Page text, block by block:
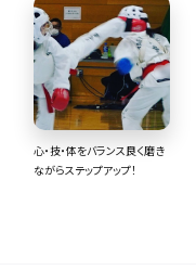
心・技・体をバランス良く磨き
ながらステップアップ！